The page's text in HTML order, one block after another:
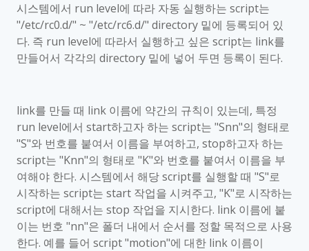
시스템에서 run level에 따라 자동 실행하는 script는
"/etc/rc0.d/" ~ "/etc/rc6.d/" directory 밑에 등록되어 있
다. 즉 run level에 따라서 실행하고 싶은 script는 link를
만들어서 각각의 directory 밑에 넣어 두면 등록이 된다.
link를 만들 때 link 이름에 약간의 규칙이 있는데, 특정
run level에서 start하고자 하는 script는 "Snn"의 형태로
"S"와 번호를 붙여서 이름을 부여하고, stop하고자 하는
script는 "Knn"의 형태로 "K"와 번호를 붙여서 이름을 부
여해야 한다. 시스템에서 해당script를 실행할 때 "S"로
시작하는 script는 start 작업을 시켜주고, "K"로 시작하는
script에 대해서는 stop 작업을 지시한다. link 이름에 붙
이는 번호 "nn"은 폴더 내에서 순서를 정할 목적으로 사용
한다. 예를 들어 script "motion"에 대한 link 이름이